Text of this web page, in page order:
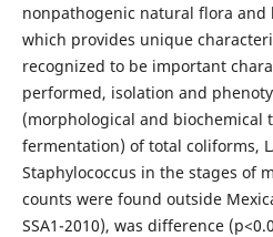
nonpathogenic natural flora and
which provides unique
recognized to be important
performed, isolation and
(morphological and biochemical
fermentation) of total coliforms,
Staphylococcus in the stages of
counts were found outside
SSA1-2010), was difference